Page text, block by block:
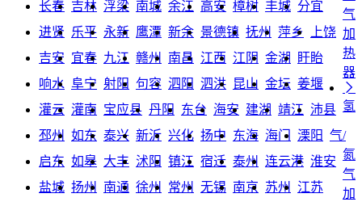
长春 吉林 浮梁 南城 余江 高安 樟树 丰城 分宜
进贤 乐平 永新 鹰潭 新余 景德镇 抚州 萍乡
上饶
吉安 宜春 九江 赣州 南昌 江西 江阴 金湖
盱眙
响水 阜宁 射阳 句容 泗阳 泗洪 昆山 金坛 姜堰
灌云 灌南 宝应县 丹阳 东台 海安 建湖 靖江 沛县
邳州
如东 泰兴 新沂 兴化 扬中 东海 海门
溧阳
启东 如皋 大丰 沭阳 镇江 宿迁 泰州 连云港 淮安
盐城 扬州 南通 徐州 常州 无锡 南京 苏州
江苏
气
加
热
器

氢
气/
氮
气
加